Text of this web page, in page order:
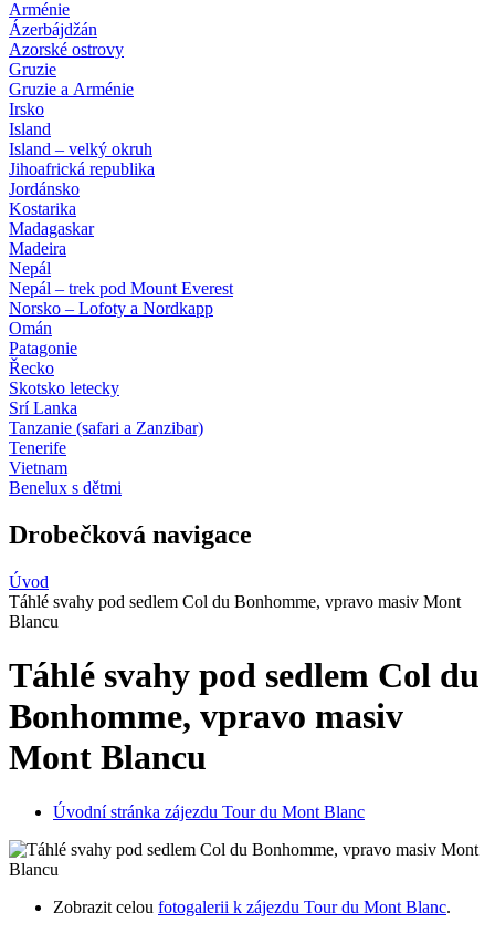
Arménie
Ázerbájdžán
Azorské ostrovy
Gruzie
Gruzie a Arménie
Irsko
Island
Island – velký okruh
Jihoafrická republika
Jordánsko
Kostarika
Madagaskar
Madeira
Nepál
Nepál – trek pod Mount Everest
Norsko – Lofoty a Nordkapp
Omán
Patagonie
Řecko
Skotsko letecky
Srí Lanka
Tanzanie (safari a Zanzibar)
Tenerife
Vietnam
Benelux s dětmi
Drobečková navigace
Úvod
Táhlé svahy pod sedlem Col du Bonhomme, vpravo masiv Mont
Blancu
Táhlé svahy pod sedlem Col du
Bonhomme, vpravo masiv
Mont Blancu
Úvodní stránka zájezdu Tour du Mont Blanc
Zobrazit celou fotogalerii k zájezdu Tour du Mont Blanc.